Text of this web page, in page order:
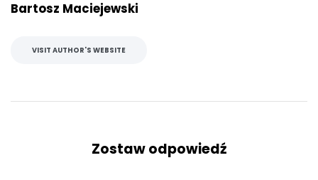
Bartosz Maciejewski
VISIT AUTHOR'S WEBSITE
Zostaw odpowiedź